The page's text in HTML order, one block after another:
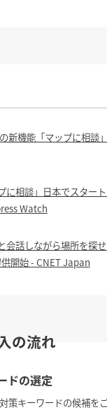
新機能「マップに相談
に相談」日本でスター
Watch
会話しながら場所を探
開始 - CNET Japan
の流れ
ドの選定
策キーワードの候補を